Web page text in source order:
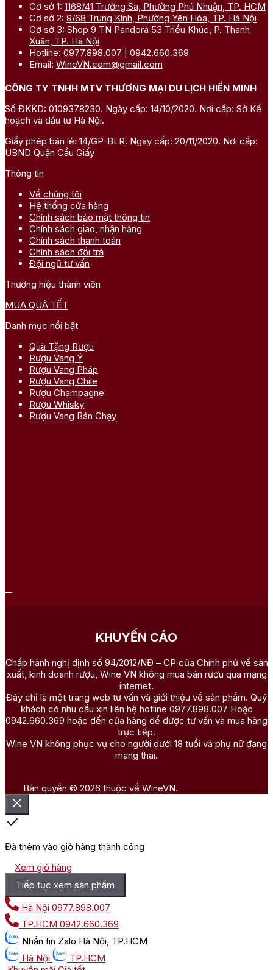
Cơ sở 1: 1168/41 Trường Sa, Phường Phú Nhuận, TP. HCM
Cơ sở 2: 9/68 Trung Kính, Phường Yên Hòa, TP. Hà Nội
Cơ sở 3: Shop 9 TN Pandora 53 Triều Khúc, P. Thanh
Xuân, TP. Hà Nội
Hotline: 0977.898.007
0942.660.369
Email: WineVN.com@gmail.com
CÔNG TY TNHH MTV THƯƠNG MẠI DU LỊCH HIỀN MINH
Số ĐKKD: 0109378230. Ngày cấp: 14/10/2020. Nơi cấp: Sở Kế
hoạch và đầu tư Hà Nội.
Giấy phép bán lẻ: 14/GP-BLR. Ngày cấp: 20/11/2020. Nơi cấp:
UBND Quận Cầu Giấy
Thông tin
Về chúng tôi
Hệ thống cửa hàng
Chính sách bảo mật thông tin
Chính sách giao, nhận hàng
Chính sách thanh toán
Chính sách đổi trả
Đội ngũ tư vấn
Thương hiệu thành viên
MUA QUÀ TẾT
Danh mục nổi bật
Quà Tặng Rượu
Rượu Vang Ý
Rượu Vang Pháp
Rượu Vang Chile
Rượu Champagne
Rượu Whisky
Rượu Vang Bán Chạy
KHUYẾN CÁO
Chấp hành nghị định số 94/2012/NĐ – CP của Chính phủ về sản
xuất, kinh doanh rượu, Wine VN không mua bán rượu qua mạng
internet.
Đây chỉ là một trang web tư vấn và giới thiệu về sản phẩm. Quý
khách có nhu cầu xin liên hệ hotline 0977.898.007 Hoặc
0942.660.369 hoặc đến cửa hàng để được tư vấn và mua hàng
trực tiếp.
Wine VN không phục vụ cho người dưới 18 tuổi và phụ nữ đang
mang thai.
Bản quyền © 2026 thuộc về WineVN.
Đã thêm vào giỏ hàng thành công
Xem giỏ hàng
Tiếp tục xem sản phẩm
Hà Nội 0977.898.007
TP.HCM 0942.660.369
Nhắn tin Zalo Hà Nội, TP.HCM
Hà Nội
TP.HCM